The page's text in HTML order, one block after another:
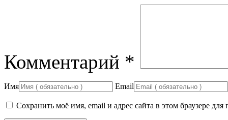
Комментарий *
Имя Email
Сохранить моё имя, email и адрес сайта в этом браузере